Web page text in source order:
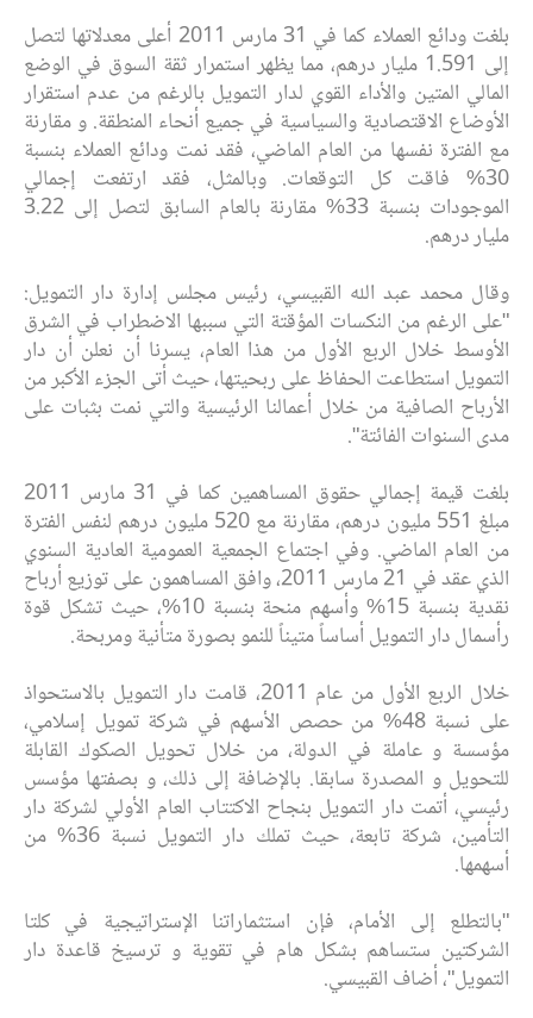
بلغت ودائع العملاء كما في 31 مارس 2011 أعلى معدلاتها لتصل
إلى 1.591 مليار‎ ‎درهم، مما ‏‏‏يظهر استمرار ثقة السوق في الوضع
المالي المتين والأداء القوي لدار التمويل بالرغم‎ ‎من عدم ‏استقرار
الأوضاع ‏‏الاقتصادية والسياسية في جميع أنحاء المنطقة. و مقارنة
مع الفترة نفسها من ‏العام الماضي، فقد نمت ودائع ‏العملاء ‏بنسبة
30% فاقت كل التوقعات. ‏‎وبالمثل، فقد ارتفعت ‏إجمالي
الموجودات بنسبة 33% مقارنة بالعام السابق ‏لتصل إلى ‏‏3.22
مليار درهم.‏
وقال محمد عبد الله القبيسي، رئيس مجلس إدارة دار التمويل:
"على الرغم من النكسات‎ ‎المؤقتة ‏التي سببها ‏‏الاضطراب في الشرق
الأوسط خلال الربع الأول من هذا‎ ‎العام، يسرنا أن نعلن أن ‏دار
التمويل استطاعت الحفاظ ‏على ‏ربحيتها، حيث أتى الجزء الأكبر من
الأرباح الصافية من ‏خلال أعمالنا الرئيسية والتي نمت بثبات على
مدى ‏السنوات ‏الفائتة".‏
بلغت قيمة إجمالي حقوق المساهمين كما في 31 مارس 2011
مبلغ 551 مليون درهم، مقارنة ‏مع 520 مليون ‏درهم ‏لنفس الفترة
من العام الماضي. وفي‎ ‎اجتماع الجمعية العمومية العادية ‏السنوي
الذي عقد في 21 مارس 2011، ‏وافق‎ ‎‎المساهمون على توزيع أرباح
نقدية بنسبة 15% ‏وأسهم منحة بنسبة 10%، حيث تشكل قوة
رأسمال دار التمويل ‏أساساً ‏متيناً للنمو بصورة متأنية ‏ومربحة.‏
خلال‎ ‎الربع الأول من عام 2011، قامت دار التمويل بالاستحواذ
على نسبة 48% من حصص ‏الأسهم في شركة ‏‏تمويل إسلامي،
مؤسسة و عاملة في الدولة، من خلال تحويل الصكوك القابلة
‏للتحويل و المصدرة سابقا. ‏‎بالإضافة‎ ‎إلى ‏ذلك، و بصفتها مؤسس
رئيسي، أتمت دار التمويل بنجاح ‏الاكتتاب العام الأولي لشركة دار
التأمين، شركة ‏تابعة، حيث تملك دار التمويل نسبة 36% من
‏أسهمها.‏
‏"بالتطلع إلى الأمام، فإن استثماراتنا الإستراتيجية ‏في كلتا
‏الشركتين ستساهم بشكل هام في تقوية و ‏ترسيخ قاعدة دار
التمويل"، أضاف القبيسي.‏